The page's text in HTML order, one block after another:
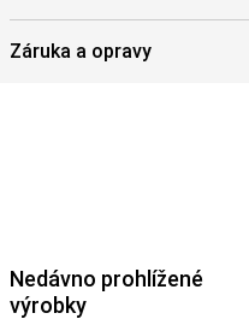
Záruka a opravy
Nedávno prohlížené
výrobky